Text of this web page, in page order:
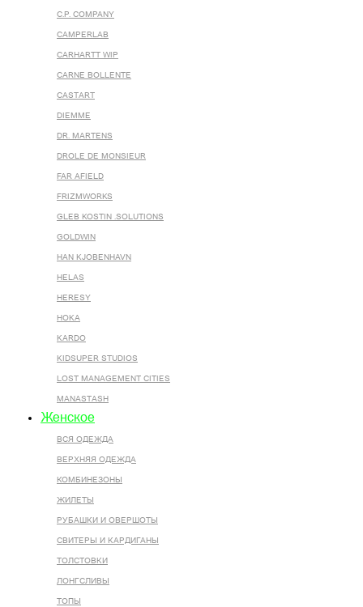
C.P. COMPANY
CAMPERLAB
CARHARTT WIP
CARNE BOLLENTE
CASTART
DIEMME
DR. MARTENS
DROLE DE MONSIEUR
FAR AFIELD
FRIZMWORKS
GLEB KOSTIN .SOLUTIONS
GOLDWIN
HAN KJOBENHAVN
HELAS
HERESY
HOKA
KARDO
KIDSUPER STUDIOS
LOST MANAGEMENT CITIES
MANASTASH
Женское
ВСЯ ОДЕЖДА
ВЕРХНЯЯ ОДЕЖДА
КОМБИНЕЗОНЫ
ЖИЛЕТЫ
РУБАШКИ И ОВЕРШОТЫ
СВИТЕРЫ И КАРДИГАНЫ
ТОЛСТОВКИ
ЛОНГСЛИВЫ
ТОПЫ